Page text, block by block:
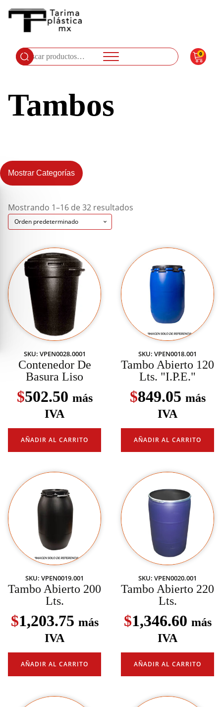
Buscar
por:
0
Tambos
Mostrar Categorías
Mostrando 1–16 de 32 resultados
SKU: VPEN0028.0001
Contenedor De
Basura Liso
$502.50 más
IVA
AÑADIR AL CARRITO
SKU: VPEN0018.001
Tambo Abierto 120
Lts. "I.P.E."
$849.05 más
IVA
AÑADIR AL CARRITO
SKU: VPEN0019.001
Tambo Abierto 200
Lts.
$1,203.75 más
IVA
AÑADIR AL CARRITO
SKU: VPEN0020.001
Tambo Abierto 220
Lts.
$1,346.60 más
IVA
AÑADIR AL CARRITO